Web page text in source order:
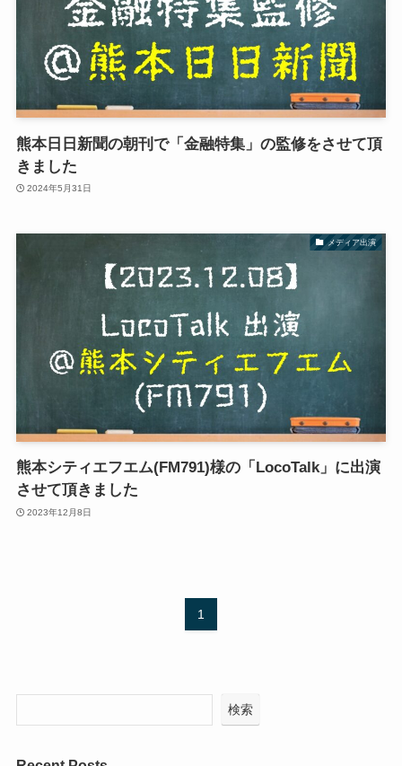
熊本日日新聞の朝刊で「金融特集」の監修をさせて頂
きました
2024年5月31日
メディア出演
熊本シティエフエム(FM791)様の「LocoTalk」に出演
させて頂きました
2023年12月8日
1
検索